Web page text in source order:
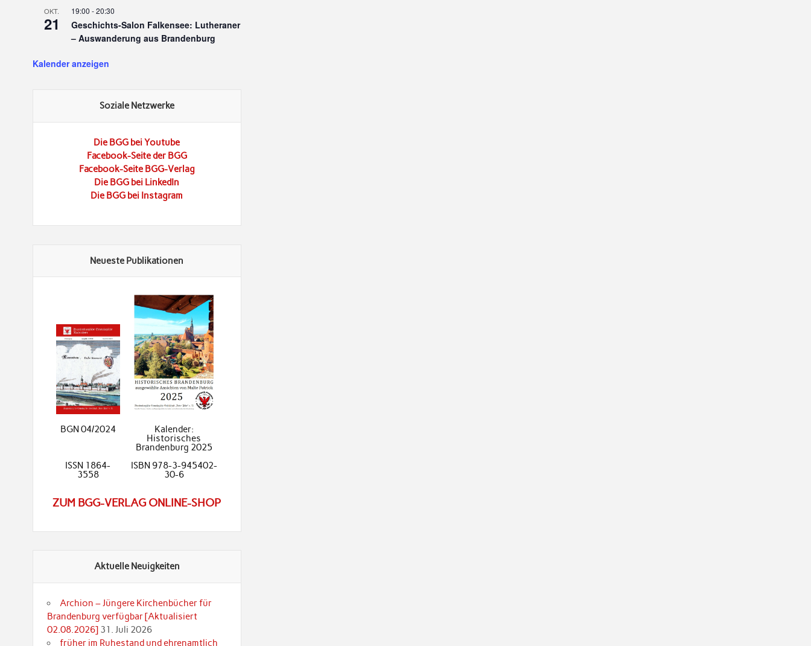
OKT.
21
19:00 -20:30
Geschichts-Salon Falkensee: Lutheraner
– Auswanderung aus Brandenburg
Kalender anzeigen
Soziale Netzwerke
Die BGG bei Youtube
Facebook-Seite der BGG
Facebook-Seite BGG-Verlag
Die BGG bei LinkedIn
Die BGG bei Instagram
Neueste Publikationen
BGN 04/2024
Kalender:
Historisches
Brandenburg 2025
ISSN 1864-
3558
ISBN 978-3-945402-
30-6
ZUM BGG-VERLAG ONLINE-SHOP
Aktuelle Neuigkeiten
Archion – Jüngere Kirchenbücher für
Brandenburg verfügbar [Aktualisiert
02.08.2026] 31. Juli 2026
früher im Ruhestand und ehrenamtlich